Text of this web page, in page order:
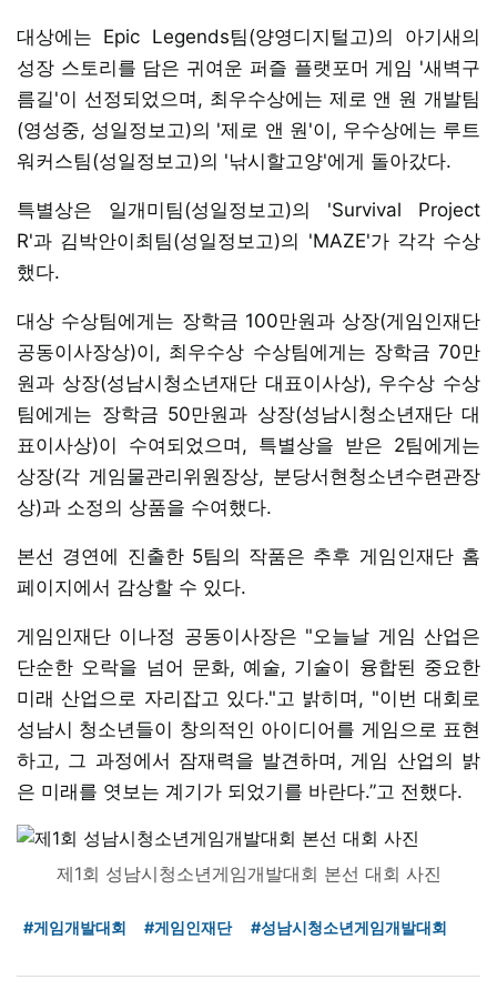
대상에는 Epic Legends팀(양영디지털고)의 아기새의
성장 스토리를 담은 귀여운 퍼즐 플랫포머 게임 '새벽구
름길'이 선정되었으며, 최우수상에는 제로 앤 원 개발팀
(영성중, 성일정보고)의 '제로 앤 원'이, 우수상에는 루트
워커스팀(성일정보고)의 '낚시할고양'에게 돌아갔다.
특별상은 일개미팀(성일정보고)의 'Survival Project
R'과 김박안이최팀(성일정보고)의 'MAZE'가 각각 수상
했다.
대상 수상팀에게는 장학금 100만원과 상장(게임인재단
공동이사장상)이, 최우수상 수상팀에게는 장학금 70만
원과 상장(성남시청소년재단 대표이사상), 우수상 수상
팀에게는 장학금 50만원과 상장(성남시청소년재단 대
표이사상)이 수여되었으며, 특별상을 받은 2팀에게는
상장(각 게임물관리위원장상, 분당서현청소년수련관장
상)과 소정의 상품을 수여했다.
본선 경연에 진출한 5팀의 작품은 추후 게임인재단 홈
페이지에서 감상할 수 있다.
게임인재단 이나정 공동이사장은 "오늘날 게임 산업은
단순한 오락을 넘어 문화, 예술, 기술이 융합된 중요한
미래 산업으로 자리잡고 있다."고 밝히며, "이번 대회로
성남시 청소년들이 창의적인 아이디어를 게임으로 표현
하고, 그 과정에서 잠재력을 발견하며, 게임 산업의 밝
은 미래를 엿보는 계기가 되었기를 바란다.”고 전했다.
제1회 성남시청소년게임개발대회 본선 대회 사진
#게임개발대회 #게임인재단 #성남시청소년게임개발대회